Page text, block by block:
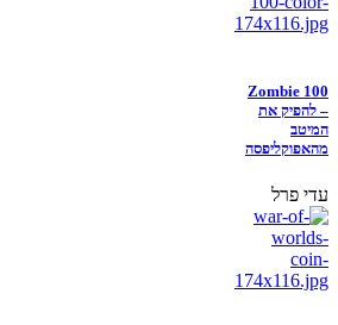
Zombie 100
– להפיק את
המיטב
מהאפוקליפסה
עדי פרל